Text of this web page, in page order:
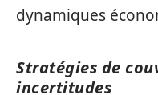
dynamiques
Stratégies de
incertitudes